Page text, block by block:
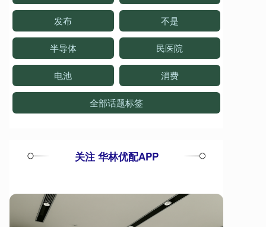
发布 不是
半导体 民医院
电池 消费
全部话题标签
关注 华林优配APP